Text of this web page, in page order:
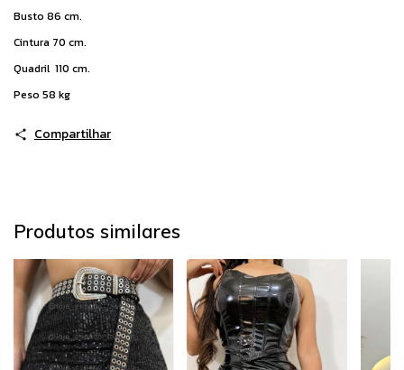
Busto 86 cm.
Cintura 70 cm.
Quadril 110 cm.
Peso 58 kg
Compartilhar
Produtos similares